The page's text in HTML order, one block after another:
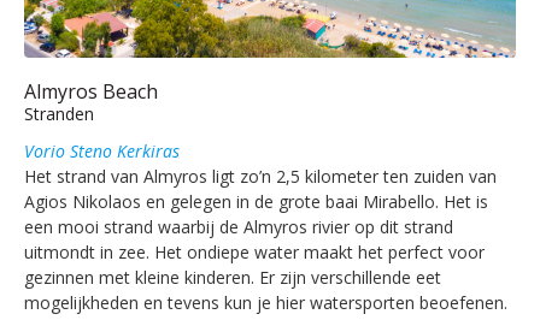
Almyros Beach
Stranden
Vorio Steno Kerkiras
Het strand van Almyros ligt zo’n 2,5 kilometer ten zuiden van
Agios Nikolaos en gelegen in de grote baai Mirabello. Het is
een mooi strand waarbij de Almyros rivier op dit strand
uitmondt in zee. Het ondiepe water maakt het perfect voor
gezinnen met kleine kinderen. Er zijn verschillende eet
mogelijkheden en tevens kun je hier watersporten beoefenen.